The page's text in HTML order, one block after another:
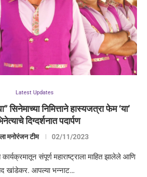
Latest Updates
निमित्ताने हास्यजत्रा फेम ‘या’
दिग्दर्शनात पदार्पण
मनोरंजन टीम 02/11/2023
कार्यक्रमातून संपूर्ण महाराष्ट्राला माहित झालेले आणि
खांडेकर. आपल्या भन्नाट…